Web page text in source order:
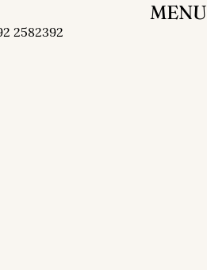
2582392
MENU